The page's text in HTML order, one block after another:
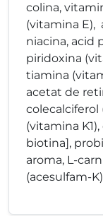
colina,
(vitamina E),
niacina, acid
piridoxina
tiamina
acetat de
colecalciferol
(vitamina
biotina],
aroma, L-
(acesulfam-